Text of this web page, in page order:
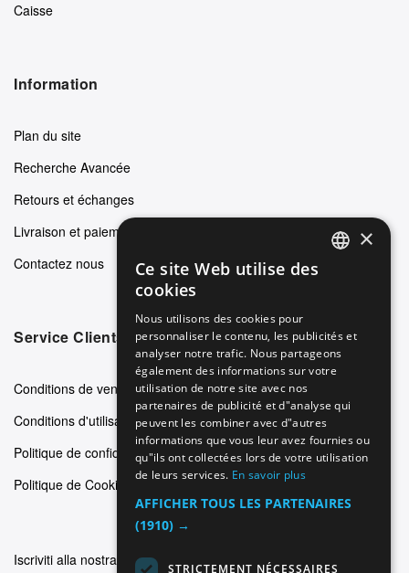
Caisse
Information
Plan du site
Recherche Avancée
Retours et échanges
Livraison et paiements
Contactez nous
Service Clients
Conditions de vente
Conditions d'utilisation
Politique de confidentialité
Politique de Cookie
Iscriviti alla nostra newsletter
ITALIAN
SPANISH
FRENCH
×
Ce site Web utilise des
cookies
Nous utilisons des cookies pour
personnaliser le contenu, les publicités et
analyser notre trafic. Nous partageons
également des informations sur votre
utilisation de notre site avec nos
partenaires de publicité et d"analyse qui
peuvent les combiner avec d"autres
informations que vous leur avez fournies ou
qu"ils ont collectées lors de votre utilisation
de leurs services. En savoir plus
AFFICHER TOUS LES PARTENAIRES
(1910) →
STRICTEMENT NÉCESSAIRES